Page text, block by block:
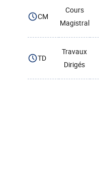
CM
Cours
Magistral
TD
Travaux
Dirigés